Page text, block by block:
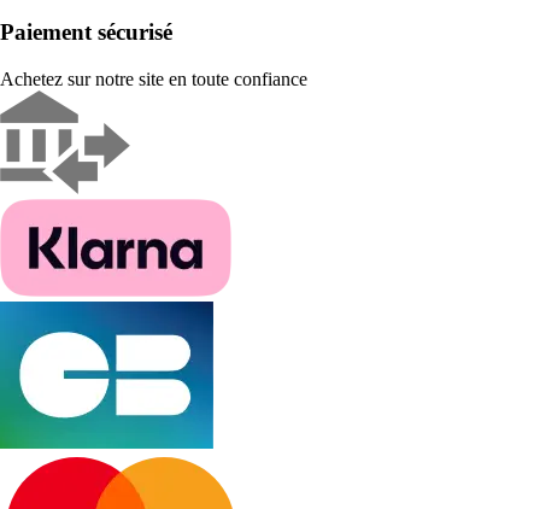
Paiement sécurisé
Achetez sur notre site en toute confiance